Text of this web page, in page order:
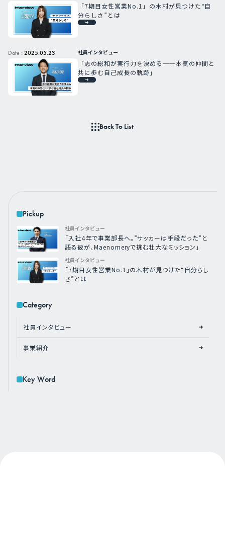
「7期目女性営業No.1」の木村が見つけた“自
分らしさ”とは
Date : 2025.05.23 社員インタビュー
「志の総和が実行力を決める──本気の仲間と
共に歩む自己成長の軌跡」
Back To List
Pickup
社員インタビュー
「入社4年で事業部長へ。”サッカーは手段だった”と
語る彼が、Maenomeryで挑む壮大なミッション」
社員インタビュー
「7期目女性営業No.1」の木村が見つけた“自分らし
さ”とは
Category
社員インタビュー
事業紹介
Key Word